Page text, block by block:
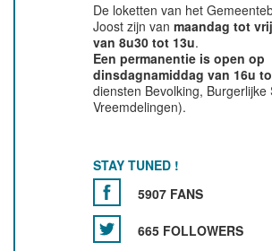
De loketten van het
Joost zijn vanmaandag tot
van 8u30 tot 13u.
Een permanentie is open op
dinsdagnamiddag van 16u
diensten Bevolking, Burgerlijke
Vreemdelingen).
STAY TUNED !
5907 FANS
665 FOLLOWERS